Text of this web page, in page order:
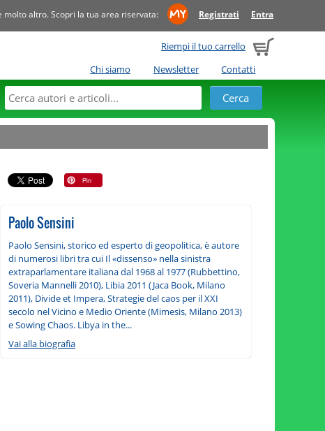
molto altro. Scopri la tua area riservata: Registrati Entra
Riempi il tuo carrello
Chi siamo
Newsletter Contatti
Paolo Sensini
Paolo Sensini, storico ed esperto di geopolitica, è autore
di numerosi libri tra cui Il «dissenso» nella sinistra
extraparlamentare italiana dal 1968 al 1977 (Rubbettino,
Soveria Mannelli 2010), Libia 2011 (Jaca Book, Milano
2011), Divide et Impera, Strategie del caos per il XXI
secolo nel Vicino e Medio Oriente (Mimesis, Milano 2013)
e Sowing Chaos. Libya in the...
Vai alla biografia